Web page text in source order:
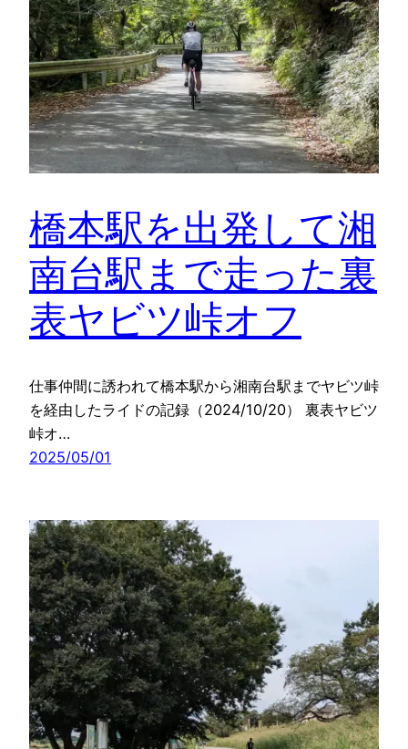
橋本駅を出発して湘
南台駅まで走った裏
表ヤビツ峠オフ
仕事仲間に誘われて橋本駅から湘南台駅までヤビツ峠
を経由したライドの記録（2024/10/20） 裏表ヤビツ
峠オ…
2025/05/01